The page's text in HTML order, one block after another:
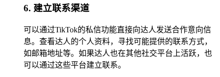
6. 建立联系渠道
可以通过TikTok的私信功能直接向达人发送合作意向信
息。查看达人的个人资料，寻找可能提供的联系方式，
如邮箱地址等。如果达人也在其他社交平台上活跃，也
可以通过这些平台建立联系。